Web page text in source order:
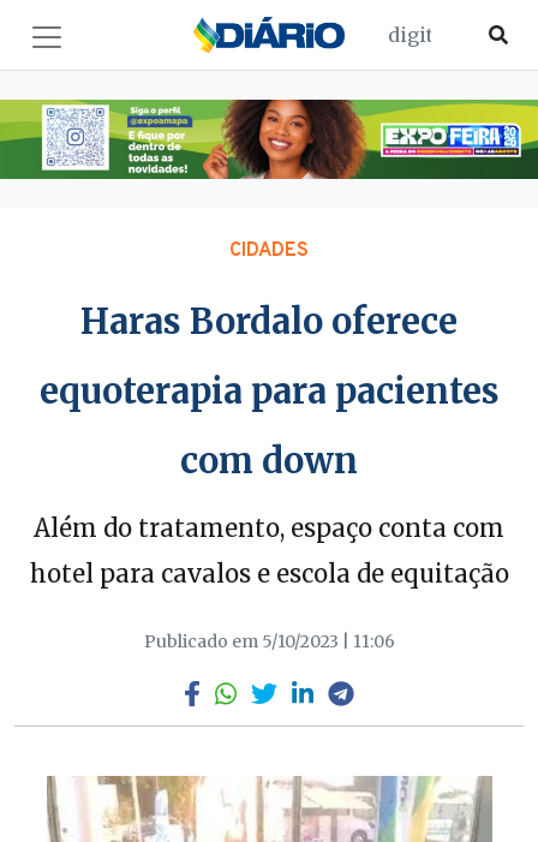
CIDADES
Haras Bordalo oferece
equoterapia para pacientes
com down
Além do tratamento, espaço conta com
hotel para cavalos e escola de equitação
Publicado em 5/10/2023 | 11:06